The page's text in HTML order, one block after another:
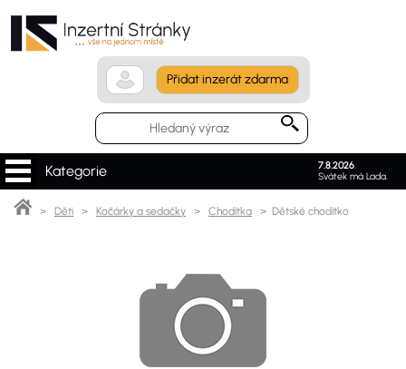
Přidat inzerát zdarma
7.8.2026.
Svátek má Lada.
Kategorie
> Děti > Kočárky a sedačky > Chodítka > Dětské chodítko